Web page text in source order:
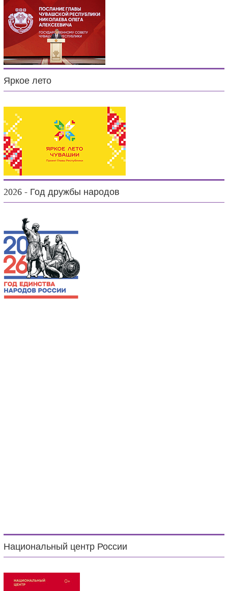
Яркое лето
2026 - Год дружбы народов
Национальный центр России